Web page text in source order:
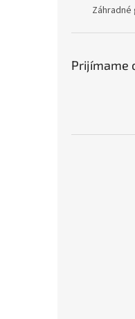
Záhradné
Prijímame